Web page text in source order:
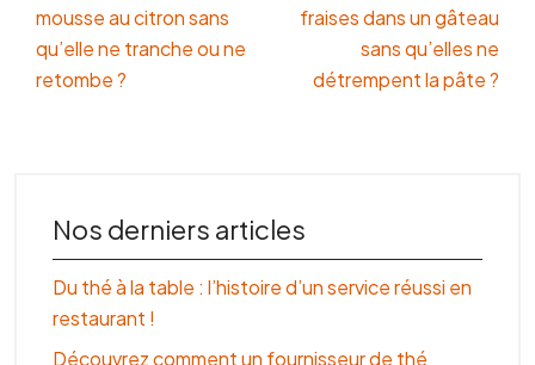
mousse au citron sans
qu’elle ne tranche ou ne
retombe ?
fraises dans un gâteau
sans qu’elles ne
détrempent la pâte ?
Nos derniers articles
Du thé à la table : l’histoire d’un service réussi en
restaurant !
Découvrez comment un fournisseur de thé